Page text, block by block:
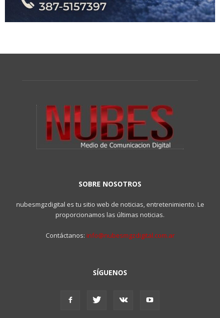
SOBRE NOSOTROS
nubesmgzdigital es tu sitio web de noticias, entretenimiento. Le
proporcionamos las últimas noticias.
Contáctanos: info@nubesmgzdigital.com.ar
SÍGUENOS